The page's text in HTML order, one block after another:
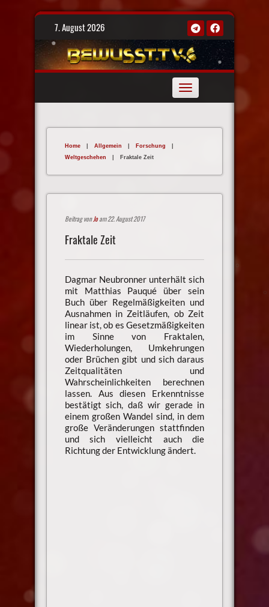
Skip
content
7. August 2026
Toggle
navigation
Home | Allgemein | Forschung
|
Weltgeschehen
| Fraktale Zeit
Beitrag vonJoam 22. August 2017
Fraktale Zeit
Dagmar Neubronner unterhält sich
mit Matthias Pauqué über sein
Buch über Regelmäßigkeiten und
Ausnahmen in Zeitläufen, ob Zeit
linear ist, ob es Gesetzmäßigkeiten
im Sinne von Fraktalen,
Wiederholungen, Umkehrungen
oder Brüchen gibt und sich daraus
Zeitqualitäten und
Wahrscheinlichkeiten berechnen
lassen. Aus diesen Erkenntnisse
bestätigt sich, daß wir gerade in
einem großen Wandel sind, in dem
große Veränderungen stattfinden
und sich vielleicht auch die
Richtung der Entwicklung ändert.